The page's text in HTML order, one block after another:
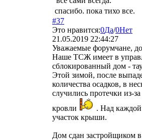
спасибо. пока тихо все.
#37
Это нравится:0Да/0Нет
21.05.2019 22:44:27
Уважаемые форумчане,
Наше ТСЖ имеет в
сблокированный дом -
Этой зимой, после
количества осадков, в
случились протечки из-
кровли
. Над
участок крыши.
Дом сдан застройщиком в